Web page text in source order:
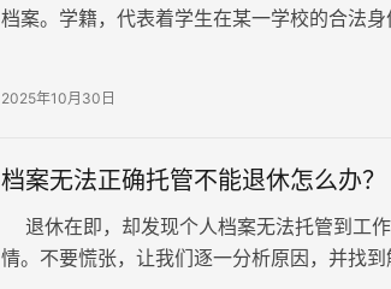
档案。学籍，代表着学生在某一学校的合法
2025年10月30日
档案无法正确托管不能退休怎么办？
退休在即，却发现个人档案无法托管到工
情。不要慌张，让我们逐一分析原因，并找